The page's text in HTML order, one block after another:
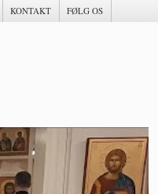
KONTAKT FØLG OS